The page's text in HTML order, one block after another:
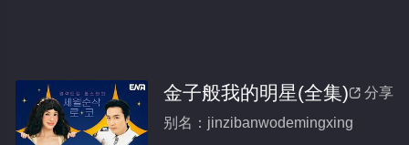
 分享
金子般我的明星(全集)
别名：jinzibanwodemingxing